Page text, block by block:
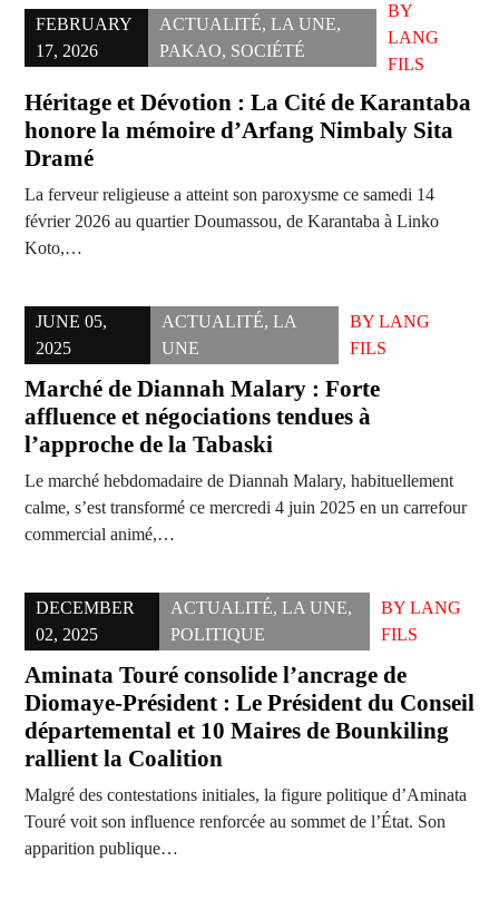
FEBRUARY
17, 2026
ACTUALITÉ, LA UNE,
PAKAO, SOCIÉTÉ
BY
LANG
FILS
Héritage et Dévotion : La Cité de Karantaba
honore la mémoire d’Arfang Nimbaly Sita
Dramé
La ferveur religieuse a atteint son paroxysme ce samedi 14
février 2026 au quartier Doumassou, de Karantaba à Linko
Koto,…
JUNE 05,
2025
ACTUALITÉ,LA
UNE
BYLANG
FILS
Marché de Diannah Malary : Forte
affluence et négociations tendues à
l’approche de la Tabaski
Le marché hebdomadaire de Diannah Malary, habituellement
calme, s’est transformé ce mercredi 4 juin 2025 en un carrefour
commercial animé,…
DECEMBER
02, 2025
ACTUALITÉ, LA UNE,
POLITIQUE
BYLANG
FILS
Aminata Touré consolide l’ancrage de
Diomaye-Président : Le Président du Conseil
départemental et 10 Maires de Bounkiling
rallient la Coalition
Malgré des contestations initiales, la figure politique d’Aminata
Touré voit son influence renforcée au sommet de l’État. Son
apparition publique…